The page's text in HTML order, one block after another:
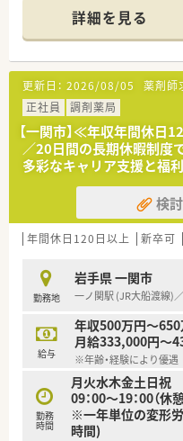
■同社の年齢層は30代
す。後発医薬品の推奨
しております。
■薬剤師会、医師会と
剤薬局としての地域の
がら、やりがいを感じ
■社員は男女比が半々
ので、横のつながり、
にもつながっており、
す。
≪薬局の特徴≫
複数科目応需しており
ています。そのほか在
っちり帰れるように協
≪こんな方におススメ≫
★転居を伴う異動がな
★若手でスキルに不安
たい方
★ヘルプ対応に抵抗が
★頑張った分だけ給与
詳細を見る
更新日： 2026/08/05 薬剤師
正社員
調剤薬局
【一関市】≪年収年間休日
／20日間の長期休暇制度
多彩なキャリア支援と福
検
年間休日120日以上 新卒可
勤務地
岩手県 一関市
一ノ関駅 (JR大船渡線)
給与
年収500万円～650
月給333,000円～
※年齢・経験により優遇
勤務
時間
月火水木金土日祝
09：00～19：00（休
※一年単位の変形
時間)